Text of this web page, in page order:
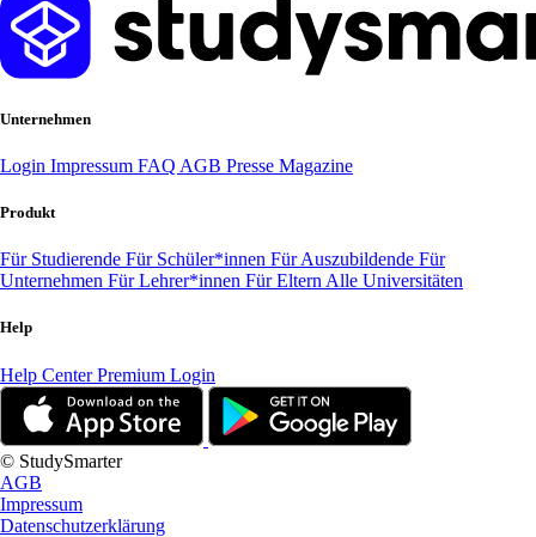
Unternehmen
Login Impressum FAQ AGB Presse Magazine
Produkt
Für Studierende Für Schüler*innen Für Auszubildende Für
Unternehmen Für Lehrer*innen Für Eltern Alle Universitäten
Help
Help CenterPremium Login
© StudySmarter
AGB
Impressum
Datenschutzerklärung